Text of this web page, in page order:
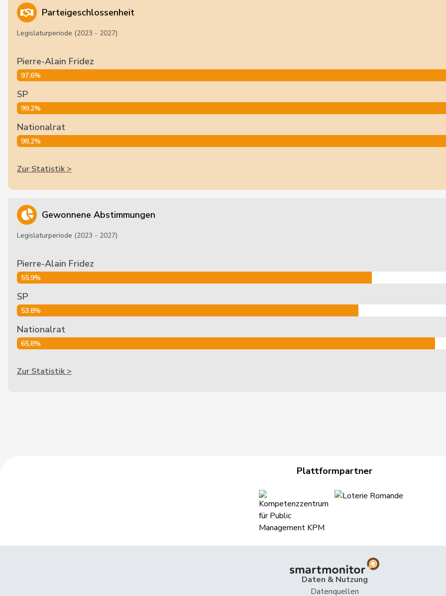
Parteigeschlossenheit
Legislaturperiode (2023 - 2027)
Pierre-Alain Fridez
97,6%
SP
99,2%
Nationalrat
98,2%
Zur Statistik >
Gewonnene Abstimmungen
Legislaturperiode (2023 - 2027)
Pierre-Alain Fridez
55,9%
SP
53,8%
Nationalrat
65,8%
Zur Statistik >
Plattformpartner
Daten & Nutzung
Datenquellen